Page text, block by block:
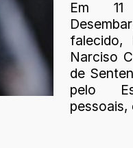
Em
falecido,
Narciso
de
pelo
pessoais,